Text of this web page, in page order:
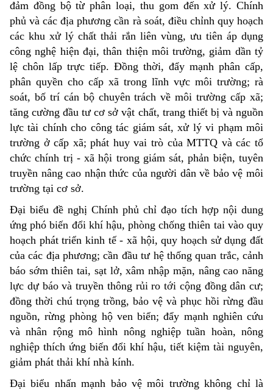
đảm đồng bộ từ phân loại, thu gom đến xử lý. Chính
phủ và các địa phương cần rà soát, điều chỉnh quy hoạch
các khu xử lý chất thải rắn liên vùng, ưu tiên áp dụng
công nghệ hiện đại, thân thiện môi trường, giảm dần tỷ
lệ chôn lấp trực tiếp. Đồng thời, đẩy mạnh phân cấp,
phân quyền cho cấp xã trong lĩnh vực môi trường; rà
soát, bố trí cán bộ chuyên trách về môi trường cấp xã;
tăng cường đầu tư cơ sở vật chất, trang thiết bị và nguồn
lực tài chính cho công tác giám sát, xử lý vi phạm môi
trường ở cấp xã; phát huy vai trò của MTTQ và các tổ
chức chính trị - xã hội trong giám sát, phản biện, tuyên
truyền nâng cao nhận thức của người dân về bảo vệ môi
trường tại cơ sở.
Đại biểu đề nghị Chính phủ chỉ đạo tích hợp nội dung
ứng phó biến đổi khí hậu, phòng chống thiên tai vào quy
hoạch phát triển kinh tế - xã hội, quy hoạch sử dụng đất
của các địa phương; cần đầu tư hệ thống quan trắc, cảnh
báo sớm thiên tai, sạt lở, xâm nhập mặn, nâng cao năng
lực dự báo và truyền thông rủi ro tới cộng đồng dân cư;
đồng thời chú trọng trồng, bảo vệ và phục hồi rừng đầu
nguồn, rừng phòng hộ ven biển; đẩy mạnh nghiên cứu
và nhân rộng mô hình nông nghiệp tuần hoàn, nông
nghiệp thích ứng biến đổi khí hậu, tiết kiệm tài nguyên,
giảm phát thải khí nhà kính.
Đại biểu nhấn mạnh bảo vệ môi trường không chỉ là